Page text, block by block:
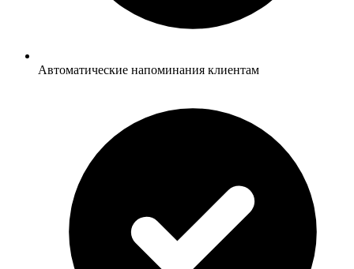
Автоматические напоминания клиентам